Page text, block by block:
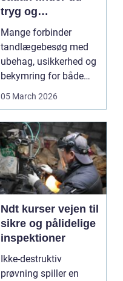
tryg og
professionel
tandpleje
Mange forbinder
tandlægebesøg med
ubehag, usikkerhed og
bekymring for både
smerter og pris.
05 March 2026
Ndt kurser vejen til
sikre og pålidelige
inspektioner
Ikke-destruktiv
prøvning spiller en